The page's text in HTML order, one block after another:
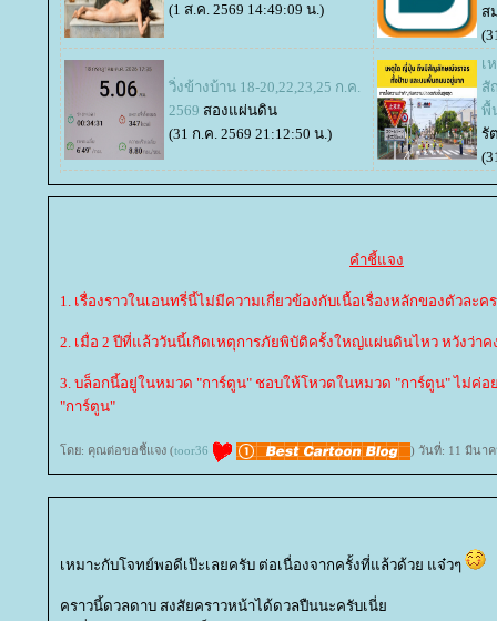
(1 ส.ค. 2569 14:49:09 น.)
ส
วิ่งข้างบ้าน 18-20,22,23,25 ก.ค.
2569 สองแผ่นดิน
(31 ก.ค. 2569 21:12:50 น.)
เ
สั
พื้
รั
คำชี้แจง
1. เรื่องราวในเอนทรี่นี้ไม่มีความเกี่ยวข้องกับเนื้อเรื่องหลักของตัวละค
2. เมื่อ 2 ปีที่แล้ววันนี้เกิดเหตุการภัยพิบัติครั้งใหญ่แผ่นดินไหว หวังว่า
3. บล็อกนี้อยู่ในหมวด "การ์ตูน" ชอบให้โหวตในหมวด "การ์ตูน" ไม่ค่
"การ์ตูน"
ดย: คุณต่อขอชี้แจง (toor36 ) วันที่: 11 มีนาค
เหมาะกับโจทย์พอดีเป๊ะเลยครับ ต่อเนื่องจากครั้งที่แล้วด้วย แจ๋วๆ
คราวนี้ดวลดาบ สงสัยคราวหน้าได้ดวลปืนนะครับเนี่